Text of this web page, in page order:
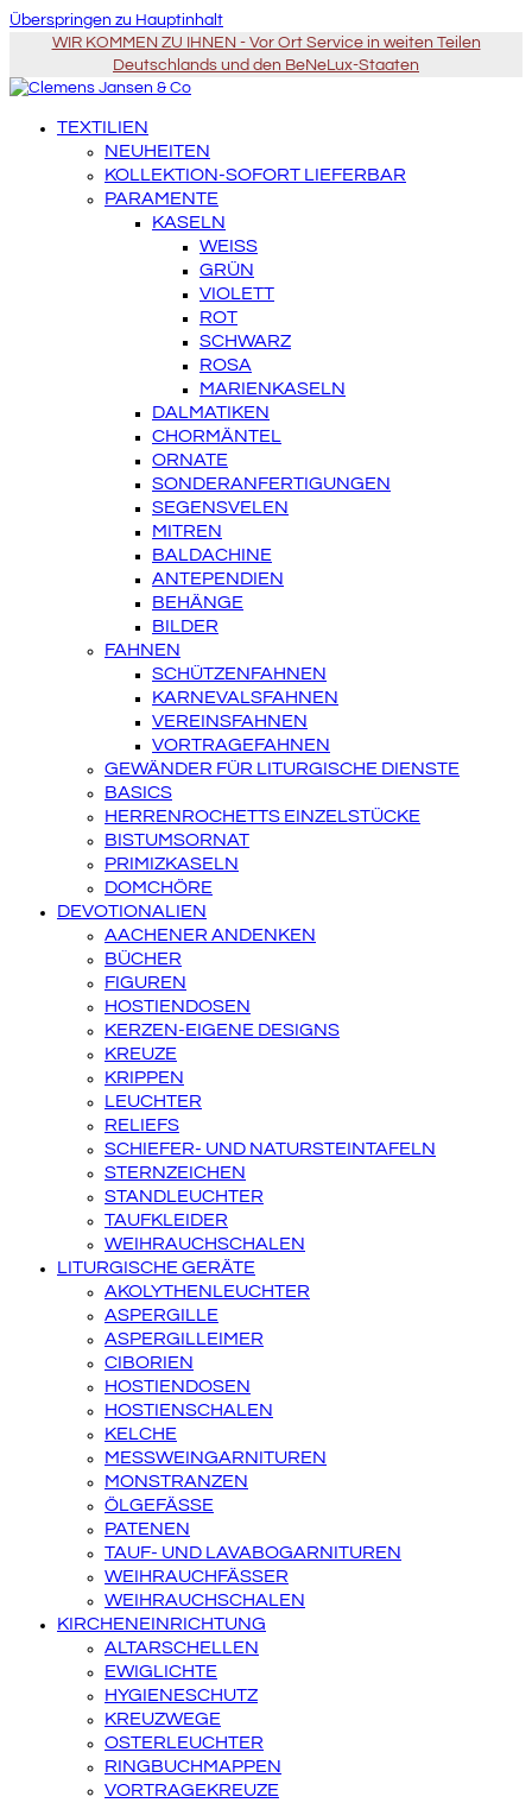
Überspringen zu Hauptinhalt
WIR KOMMEN ZU IHNEN - Vor Ort Service in weiten Teilen
Deutschlands und den BeNeLux-Staaten
TEXTILIEN
NEUHEITEN
KOLLEKTION-SOFORT LIEFERBAR
PARAMENTE
KASELN
WEISS
GRÜN
VIOLETT
ROT
SCHWARZ
ROSA
MARIENKASELN
DALMATIKEN
CHORMÄNTEL
ORNATE
SONDERANFERTIGUNGEN
SEGENSVELEN
MITREN
BALDACHINE
ANTEPENDIEN
BEHÄNGE
BILDER
FAHNEN
SCHÜTZENFAHNEN
KARNEVALSFAHNEN
VEREINSFAHNEN
VORTRAGEFAHNEN
GEWÄNDER FÜR LITURGISCHE DIENSTE
BASICS
HERRENROCHETTS EINZELSTÜCKE
BISTUMSORNAT
PRIMIZKASELN
DOMCHÖRE
DEVOTIONALIEN
AACHENER ANDENKEN
BÜCHER
FIGUREN
HOSTIENDOSEN
KERZEN-EIGENE DESIGNS
KREUZE
KRIPPEN
LEUCHTER
RELIEFS
SCHIEFER- UND NATURSTEINTAFELN
STERNZEICHEN
STANDLEUCHTER
TAUFKLEIDER
WEIHRAUCHSCHALEN
LITURGISCHE GERÄTE
AKOLYTHENLEUCHTER
ASPERGILLE
ASPERGILLEIMER
CIBORIEN
HOSTIENDOSEN
HOSTIENSCHALEN
KELCHE
MESSWEINGARNITUREN
MONSTRANZEN
ÖLGEFÄSSE
PATENEN
TAUF- UND LAVABOGARNITUREN
WEIHRAUCHFÄSSER
WEIHRAUCHSCHALEN
KIRCHENEINRICHTUNG
ALTARSCHELLEN
EWIGLICHTE
HYGIENESCHUTZ
KREUZWEGE
OSTERLEUCHTER
RINGBUCHMAPPEN
VORTRAGEKREUZE